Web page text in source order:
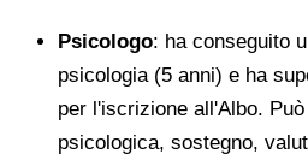
Psicologo: ha conseguito
psicologia (5 anni) e ha
per l'iscrizione all'Albo.
psicologica, sostegno,